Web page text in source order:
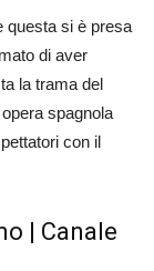
questa si è presa
di aver
la trama del
spagnola
con il
| Canale